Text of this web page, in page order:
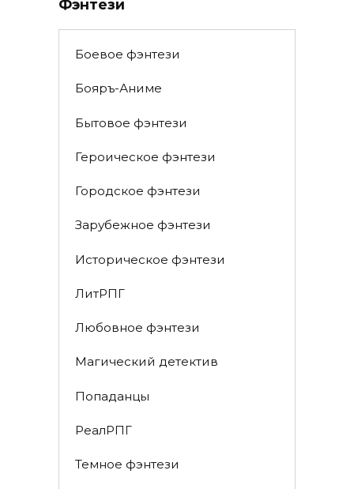
Фэнтези
Боевое фэнтези
Бояръ-Аниме
Бытовое фэнтези
Героическое фэнтези
Городское фэнтези
Зарубежное фэнтези
Историческое фэнтези
ЛитРПГ
Любовное фэнтези
Магический детектив
Попаданцы
РеалРПГ
Темное фэнтези